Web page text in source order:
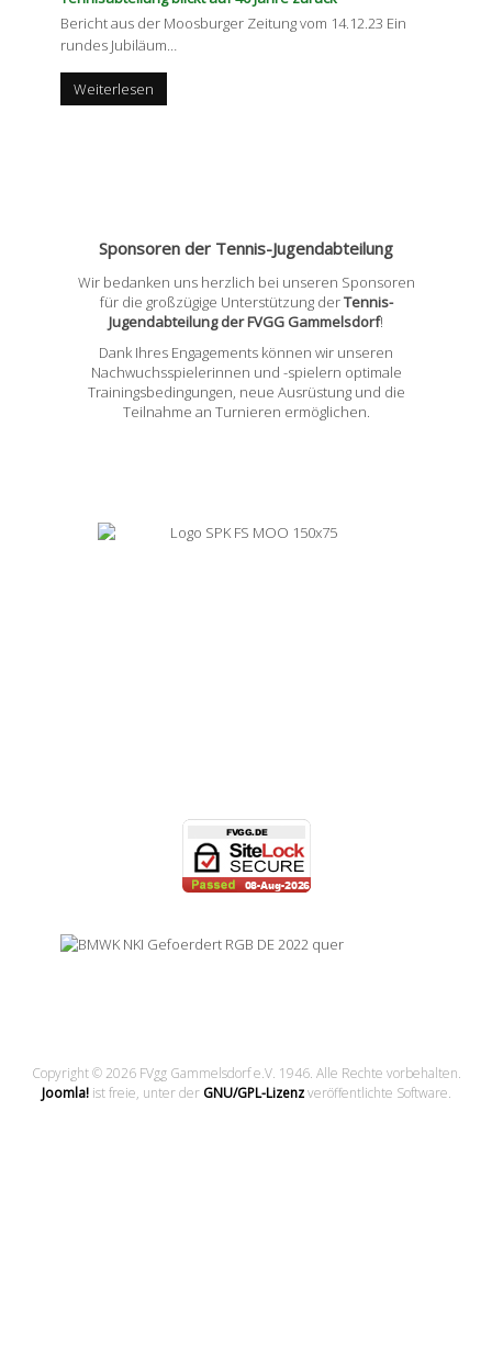
Bericht aus der Moosburger Zeitung vom 14.12.23 Ein
rundes Jubiläum…
Weiterlesen
Sponsoren der Tennis-Jugendabteilung
Wir bedanken uns herzlich bei unseren Sponsoren
für die großzügige Unterstützung derTennis-
Jugendabteilung der FVGG Gammelsdorf!
Dank Ihres Engagements können wir unseren
Nachwuchsspielerinnen und -spielern optimale
Trainingsbedingungen, neue Ausrüstung und die
Teilnahme an Turnieren ermöglichen.
Copyright © 2026 FVgg Gammelsdorf e.V. 1946. Alle Rechte vorbehalten.
Joomla!ist freie, unter der GNU/GPL-Lizenzveröffentlichte Software.